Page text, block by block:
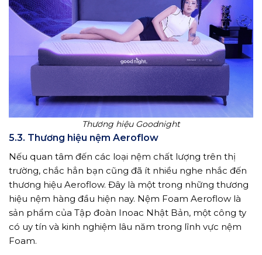
Thương hiệu Goodnight
5.3. Thương hiệu nệm Aeroflow
Nếu quan tâm đến các loại nệm chất lượng trên thị
trường, chắc hẳn bạn cũng đã ít nhiều nghe nhắc đến
thương hiệu Aeroflow. Đây là một trong những thương
hiệu nệm hàng đầu hiện nay. Nệm Foam Aeroflow là
sản phẩm của Tập đoàn Inoac Nhật Bản, một công ty
có uy tín và kinh nghiệm lâu năm trong lĩnh vực nệm
Foam.